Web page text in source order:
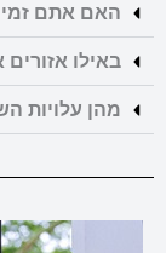
האם אתם זמינים 24 שעות ביממה, 7
באילו
מהן עלויות